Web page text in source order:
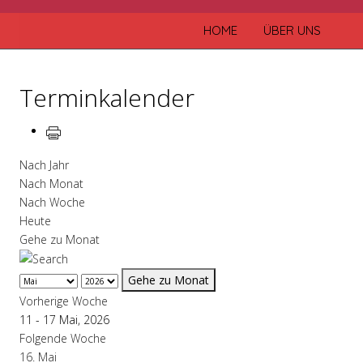
HOME ÜBER UNS
Terminkalender
Nach Jahr
Nach Monat
Nach Woche
Heute
Gehe zu Monat
Gehe zu Monat
Vorherige Woche
11 - 17 Mai, 2026
Folgende Woche
16. Mai